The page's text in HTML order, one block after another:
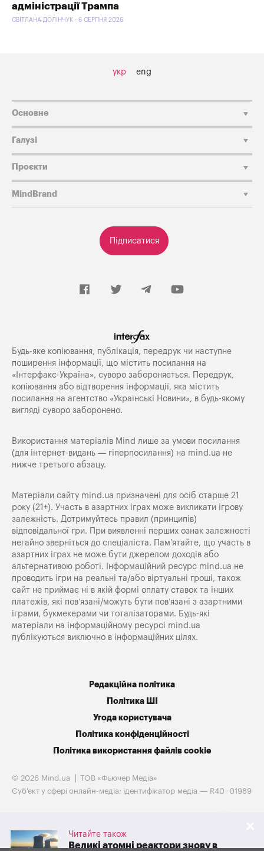
адміністрації Трампа
СВІТЛАНА ДОЛІНЧУК - 6 СЕРПНЯ 2026
Читайте також
Великі атомні реактори знову в
укр eng
Підписатися
Основне
Галузі
Проєкти
MindBrand
Будь-яке копiювання, публiкацiя, передрук чи наступне
поширення iнформацiї, що мiстить посилання на
«Iнтерфакс-Україна», суворо забороняється. Передрук,
копіювання або відтворення інформації, яка містить
посилання на агентство «Українські Новини», в будь-якому
вигляді суворо заборонено.
Використання матеріалів Mind лише за умови посилання
(для інтернет-видань — гіперпосилання) на mind.ua не
нижче третього абзацу.
Матеріали сайту mind.ua призначені для осіб старше 21
року (21+). Участь в азартних іграх може викликати ігрову
залежність. Дотримуйтесь правил (принципів)
відповідальної гри. При виявленні перших ознак залежності
негайно зверніться до спеціаліста. Пам'ятайте, що участь в
азартних іграх не може бути джерелом доходів або
альтернативою роботі. Інформаційний ресурс mind.ua не
проводить ігри на реальні та/або віртуальні гроші, також
сайт не приймає ні в якій формі оплату ставок та інших
платежів, які пов’язані/можуть бути пов’язані з азартними
іграми, букмекерами чи тоталізаторами. Будь-які
матеріали на інформаційному ресурсі mind.ua
публікуються виключно в інформаційних цілях.
Редакційна політика
Політика ШІ
Угода користувача
Політика конфіденційності
Політика використання файлів cookie
© 2026 Mind.ua
ТОВ «Фьючер Медiа»
Cуб'єкт у сфері онлайн-медіа; ідентифікатор медіа — R40−01989